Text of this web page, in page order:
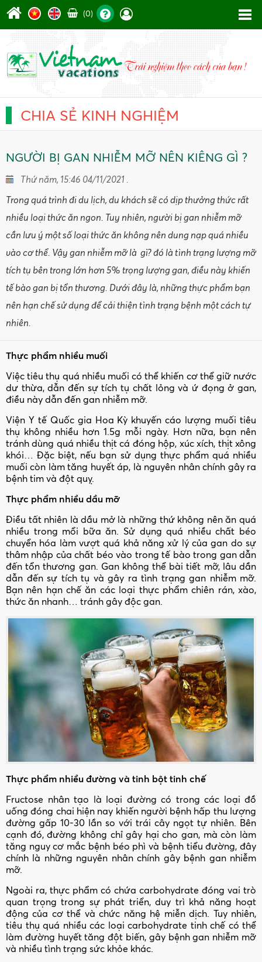
(0)
CHIA SẺ KINH NGHIỆM
NGƯỜI BỊ GAN NHIỄM MỠ NÊN KIÊNG GÌ ?
Thứ năm, 15:46 04/11/2021 .
Trong quá trình đi du lịch, du khách sẽ có dịp thưởng thức rất
nhiều loại thức ăn ngon. Tuy nhiên, người bị gan nhiễm mỡ
cần lưu ý một số loại thức ăn không nên dung nạp quá nhiều
vào cơ thể. Vậy gan nhiễm mỡ là gì? đó là tình trạng lượng mỡ
tích tụ bên trong lớn hơn 5% trọng lượng gan, điều này khiến
tế bào gan bị tổn thương. Dưới đây là, những thực phẩm bạn
nên hạn chế sử dụng để cải thiện tình trạng bệnh một cách tự
nhiên.
Thực phẩm nhiều muối
Việc tiêu thụ quá nhiều muối có thể khiến cơ thể giữ nước
dư thừa, dẫn đến sự tích tụ chất lỏng và ứ đọng ở gan,
điều này dẫn đến gan nhiễm mỡ.
Viện Y tế Quốc gia Hoa Kỳ khuyến cáo lượng muối tiêu
thụ không nhiều hơn 1.5g mỗi ngày. Hơn nữa, bạn nên
tránh dùng quá nhiều thịt cá đóng hộp, xúc xích, thịt xông
khói… Đặc biệt, nếu bạn sử dụng thực phẩm quá nhiều
muối còn làm tăng huyết áp, là nguyên nhân chính gây ra
bệnh tim và đột quỵ.
Thực phẩm nhiều dầu mỡ
Điều tất nhiên là dầu mở là những thứ không nên ăn quá
nhiều trong mổi bữa ăn. Sử dụng quá nhiều chất béo
chuyển hóa làm vượt quá khả năng xử lý của gan do sự
thâm nhập của chất béo vào trong tế bào trong gan dẫn
đến tổn thương gan. Gan không thể bài tiết mỡ, lâu dần
dẫn đến sự tích tụ và gây ra tình trạng gan nhiễm mỡ.
Bạn nên hạn chế ăn các loại thực phẩm chiên rán, xào,
thức ăn nhanh… tránh gây độc gan.
Thực phẩm nhiều đường và tinh bột tinh chế
Fructose nhân tạo là loại đường có trong các loại đồ
uống đóng chai hiện nay khiến người bệnh hấp thu lượng
đường gấp 10-30 lần so với trái cây ngọt tự nhiên. Bên
cạnh đó, đường không chỉ gây hại cho gan, mà còn làm
tăng nguy cơ mắc bệnh béo phì và bệnh tiểu đường, đây
chính là những nguyên nhân chính gây bệnh gan nhiễm
mỡ.
Ngoài ra, thực phẩm có chứa carbohydrate đóng vai trò
quan trọng trong sự phát triển, duy trì khả năng hoạt
động của cơ thể và chức năng hệ miễn dịch. Tuy nhiên,
tiêu thụ quá nhiều các loại carbohydrate tinh chế có thể
làm đường huyết tăng đột biến, gây bệnh gan nhiễm mỡ
và nhiều tình trạng sức khỏe khác.